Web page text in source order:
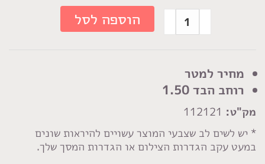
מחיר למטר
רוחב הבד 1.50
מק"ט:
* יש לשים לב שצבעי המוצר עשויים להיראות שונים
במעט עקב הגדרות הצילום או הגדרות המסך שלך.
כמות
של
לייקרה
דמוי
גינס
שחור
אפור
הוספה לסל